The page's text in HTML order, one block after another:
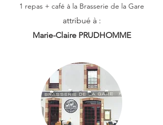
1 repas + café à la Brasserie de la Gare
attribué à :
Marie-Claire PRUDHOMME